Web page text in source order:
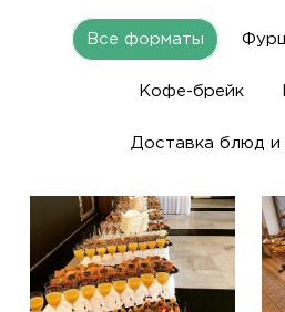
Все форматы
Кофе-брейк
Доставка блюд и